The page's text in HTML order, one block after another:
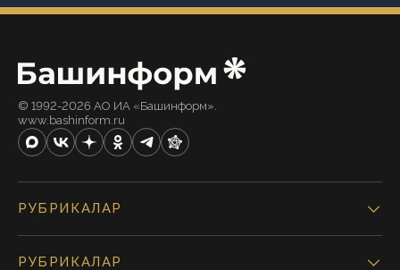
© 1992-2026 АО ИА «Башинформ».
www.bashinform.ru
РУБРИКАЛАР
РУБРИКАЛАР